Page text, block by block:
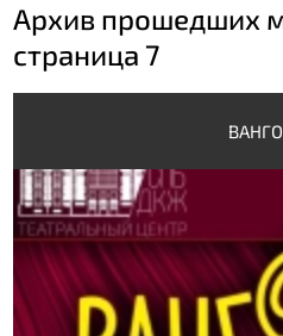
Архив прошедших
страница 7